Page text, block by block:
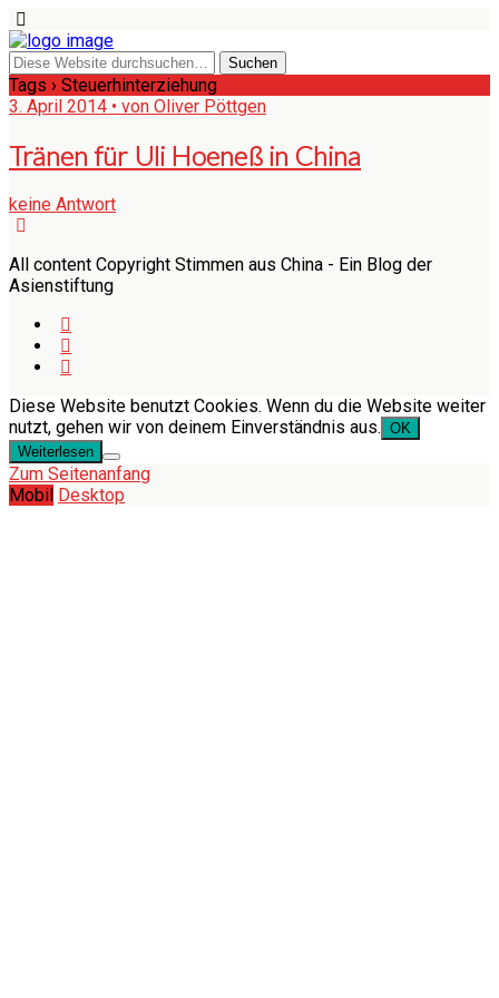
Tags › Steuerhinterziehung
3. April 2014 • von Oliver Pöttgen
Tränen für Uli Hoeneß in China
keine Antwort
All content Copyright Stimmen aus China - Ein Blog der
Asienstiftung
Diese Website benutzt Cookies. Wenn du die Website weiter
nutzt, gehen wir von deinem Einverständnis aus. OK
Weiterlesen
Zum Seitenanfang
Mobil Desktop